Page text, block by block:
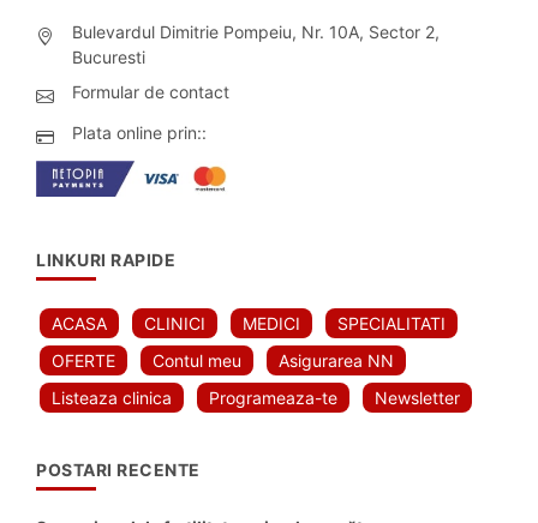
Bulevardul Dimitrie Pompeiu, Nr. 10A, Sector 2,
Bucuresti
Formular de contact
Plata online prin::
LINKURI RAPIDE
ACASA CLINICI MEDICI
SPECIALITATI
OFERTE
Contul meu
Asigurarea NN
Listeaza clinica
Programeaza-te Newsletter
POSTARI RECENTE